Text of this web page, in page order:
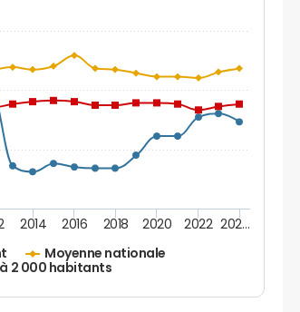
Moyenne nationale
2 000 habitants
2014 2016 2018 2020 2022 202…